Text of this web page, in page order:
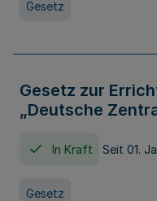
Gesetz
Gesetz zur
„Deutsche
In Kraft Seit 01.
Gesetz